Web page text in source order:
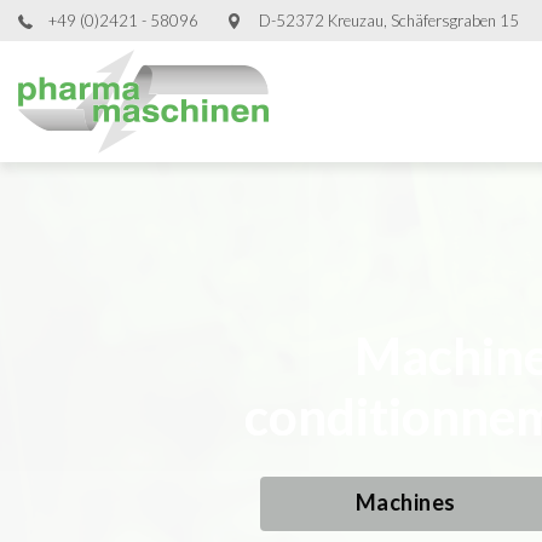
+49 (0)2421 - 58096 D-52372 Kreuzau, Schäfersgraben 15
Machines
Machines
Machines
Machines